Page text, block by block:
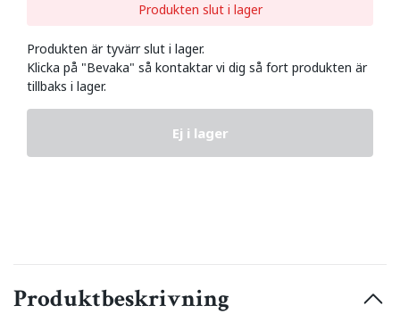
Produkten slut i lager
Produkten är tyvärr slut i lager.
Klicka på "Bevaka" så kontaktar vi dig så fort produkten är
tillbaks i lager.
Ej i lager
Produktbeskrivning